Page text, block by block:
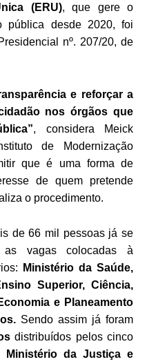
(ERU), que gere o
pública desde 2020, foi
nº. 207/20, de
e reforçar a
nos órgãos que
, considera Meick
de Modernização
que é uma forma de
de quem pretende
o procedimento.
de 66 mil pessoas já se
as vagas colocadas à
Ministério da Saúde,
Superior, Ciência,
e Planeamento
Sendo assim já foram
distribuídos pelos cinco
Ministério da Justiça e